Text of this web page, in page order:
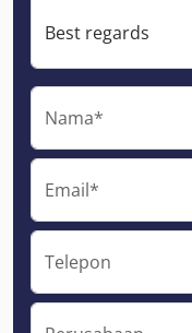
Nama*
Email*
Telepon